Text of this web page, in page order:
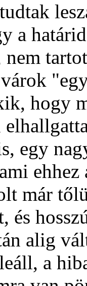
a
hogy
egy
már
alig
a